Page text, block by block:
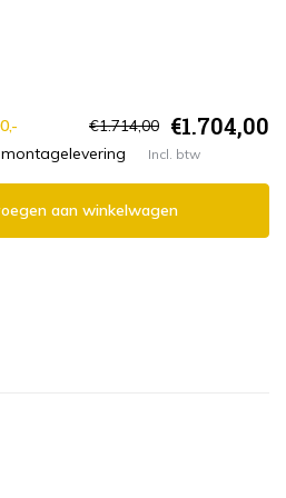
€1.714,00 €1.704,00
Incl. btw
aan winkelwagen